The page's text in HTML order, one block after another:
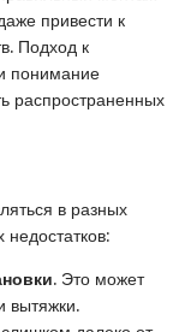
привести к
Подход к
понимание
распространенных
в разных
. Это может
вытяжки.